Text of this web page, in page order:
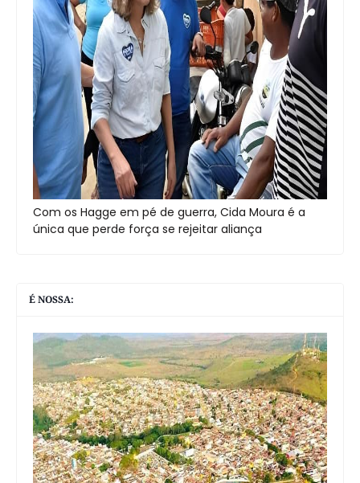
Com os Hagge em pé de guerra, Cida Moura é a
única que perde força se rejeitar aliança
É NOSSA: